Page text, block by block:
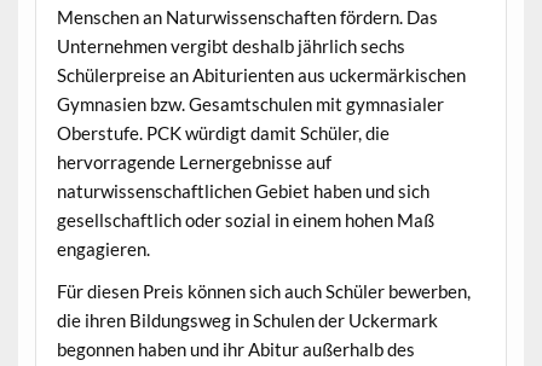
Menschen an Naturwissenschaften fördern. Das
Unternehmen vergibt deshalb jährlich sechs
Schülerpreise an Abiturienten aus uckermärkischen
Gymnasien bzw. Gesamtschulen mit gymnasialer
Oberstufe. PCK würdigt damit Schüler, die
hervorragende Lernergebnisse auf
naturwissenschaftlichen Gebiet haben und sich
gesellschaftlich oder sozial in einem hohen Maß
engagieren.
Für diesen Preis können sich auch Schüler bewerben,
die ihren Bildungsweg in Schulen der Uckermark
begonnen haben und ihr Abitur außerhalb des